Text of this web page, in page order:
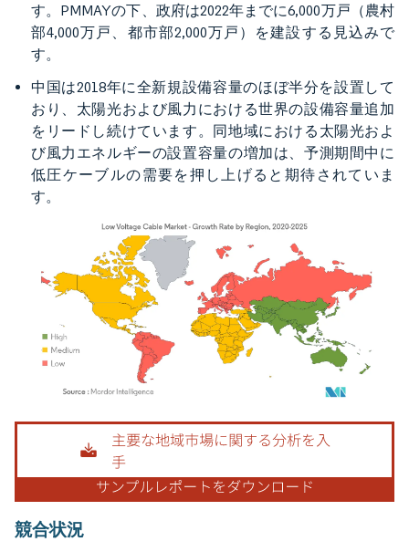
す。PMMAYの下、政府は2022年までに6,000万戸（農村
部4,000万戸、都市部2,000万戸）を建設する見込みで
す。
中国は2018年に全新規設備容量のほぼ半分を設置して
おり、太陽光および風力における世界の設備容量追加
をリードし続けています。同地域における太陽光およ
び風力エネルギーの設置容量の増加は、予測期間中に
低圧ケーブルの需要を押し上げると期待されていま
す。
画像 © Mordor Intelligence。再利用にはCC BY 4.0の表示が必要です。
競合状況